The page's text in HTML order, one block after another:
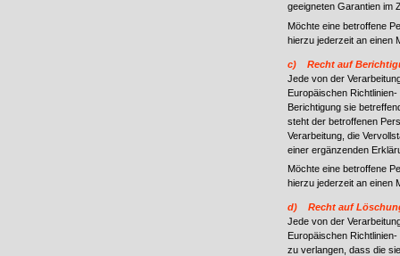
geeigneten Garantien im
Möchte eine betroffene
hierzu jederzeit an einen
c) Recht auf
Jede von der
Europäischen
Berichtigung sie
steht der betroffenen
Verarbeitung, die
einer ergänzenden
Möchte eine betroffene
hierzu jederzeit an einen
d) Recht auf
Jede von der
Europäischen
zu verlangen, dass die